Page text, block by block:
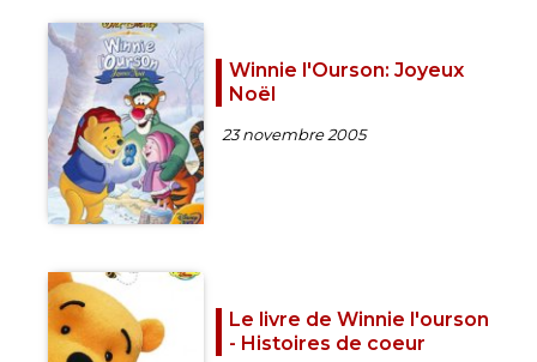
Winnie l'Ourson: Joyeux
Noël
23 novembre 2005
Le livre de Winnie l'ourson
- Histoires de coeur